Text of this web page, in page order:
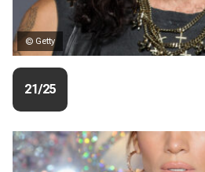
© Getty
21/25